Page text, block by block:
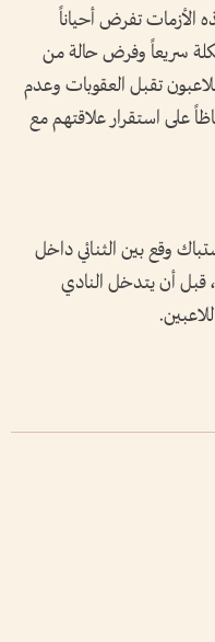
الأزمات تفرض أحياناً
سريعاً وفرض حالة من
تقبل العقوبات وعدم
على استقرار علاقتهم مع
وقع بين الثنائي داخل
قبل أن يتدخل النادي